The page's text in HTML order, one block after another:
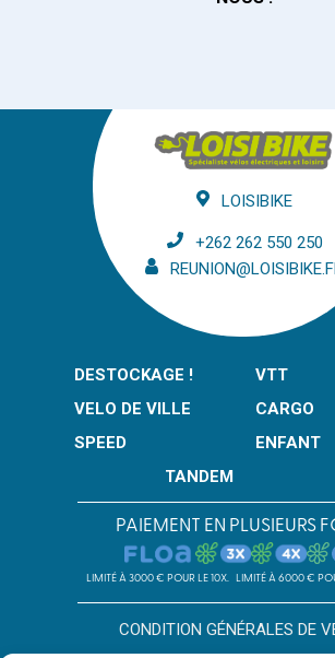
LOISIBIKE
+262 262 550 250
DESTOCKAGE !
VTT
VELO DE VILLE
CARGO
SPEED
ENFANT
TANDEM
PAIEMENT EN PLUSIEURS
LIMITÉ À 3000 € POUR LE 10X. LIMITÉ À 6000 €
CONDITION GÉNÉRALES DE